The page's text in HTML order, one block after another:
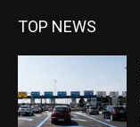
TOP NEWS